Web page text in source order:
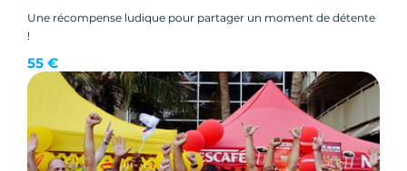
Une récompense ludique pour partager un moment de détente
!
55 €